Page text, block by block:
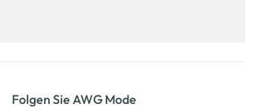
Folgen Sie AWG Mode